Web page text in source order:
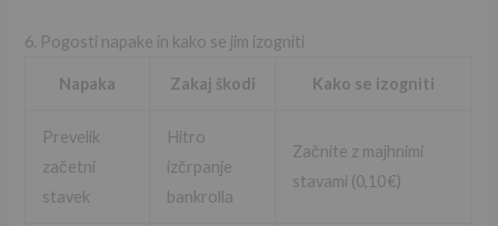
6. Pogosti napake in kako se jim izogniti
Napaka Zakaj škodi Kako se izogniti
Prevelik
začetni
stavek
Hitro
izčrpanje
bankrolla
Začnite z majhnimi
stavami (0,10 €)